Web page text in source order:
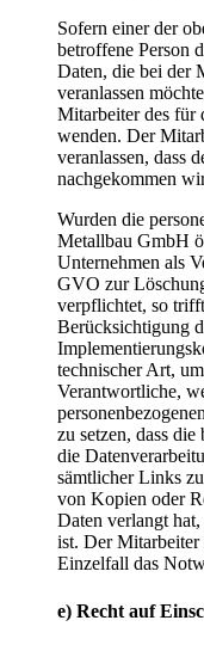
Sofern einer der
betroffene Person
Daten, die bei der
veranlassen
Mitarbeiter des für
wenden. Der
veranlassen, dass
nachgekommen
Wurden die
Metallbau GmbH
Unternehmen als
GVO zur
verpflichtet, so
Berücksichtigung
technischer Art,
Verantwortliche,
zu setzen, dass
die
sämtlicher Links
von Kopien oder
Daten verlangt
ist. Der
Einzelfall das
e) Recht auf